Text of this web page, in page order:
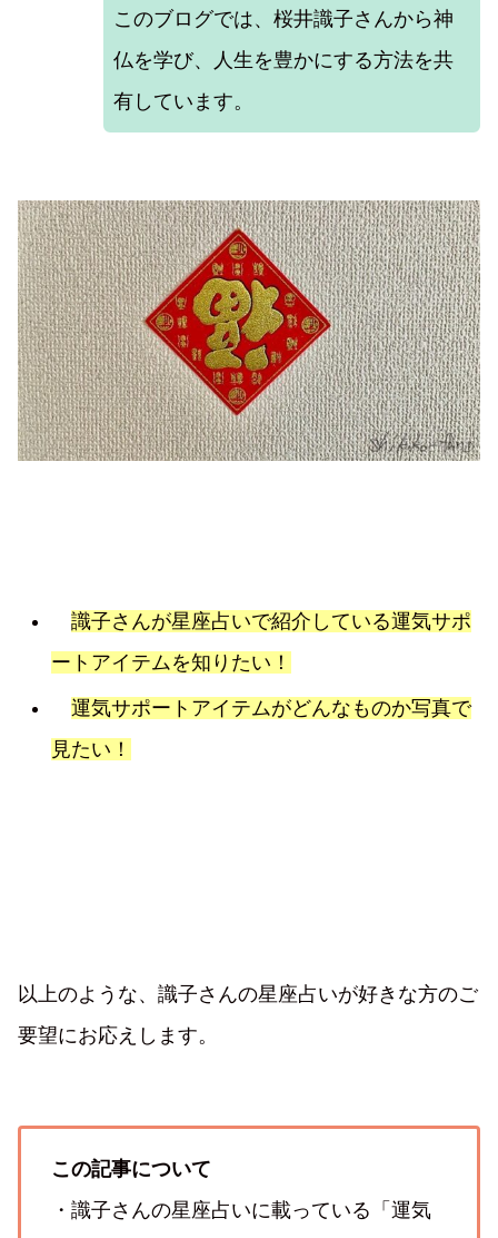
このブログでは、桜井識子さんから神
仏を学び、人生を豊かにする方法を共
有しています。
識子さんが星座占いで紹介している運気サポ
ートアイテムを知りたい！
運気サポートアイテムがどんなものか写真で
見たい！
以上のような、識子さんの星座占いが好きな方のご
要望にお応えします。
この記事について
・識子さんの星座占いに載っている「運気